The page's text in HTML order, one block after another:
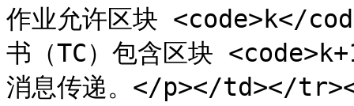
作业允许区块 <code>k</
书（TC）包含区块
消息传递。</p></td></